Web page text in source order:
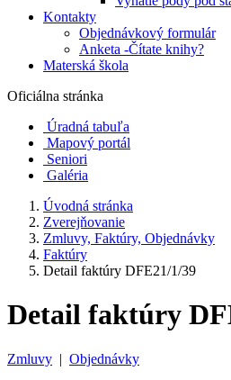
Kontakty
Objednávkový formulár
Anketa -Čítate knihy?
Materská škola
Oficiálna stránka
Úradná tabuľa
Mapový portál
Seniori
Galéria
Úvodná stránka
Zverejňovanie
Zmluvy, Faktúry, Objednávky
Faktúry
Detail faktúry DFE21/1/39
Detail faktúry
Zmluvy | Objednávky